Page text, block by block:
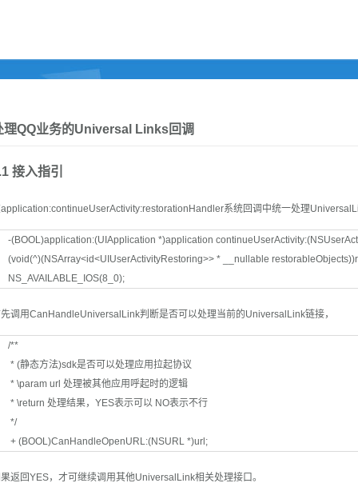
理QQ业务的Universal Links回调
接入指引
系统回调中统一处理
-(BOOL)application:(UIApplication *)application
(void(^)(NSArray<id<UIUserActivityRestoring>> * __nullable
NS_AVAILABLE_IOS(8_0);
调用CanHandleUniversalLink判断是否可以处理当前的UniversalLink链接，
/**
* (静态方法)sdk是否可以处理应用拉起协议
* \param url 处理被其他应用呼起时的逻辑
* \return 处理结果，YES表示可以 NO表示不行
*/
+ (BOOL)CanHandleOpenURL:(NSURL *)url;
返回YES，才可继续调用其他UniversalLink相关处理接口。